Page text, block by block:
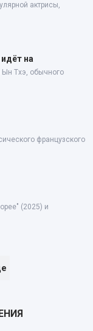
актрисы,
на
Тхэ, обычного
французского
(2025) и